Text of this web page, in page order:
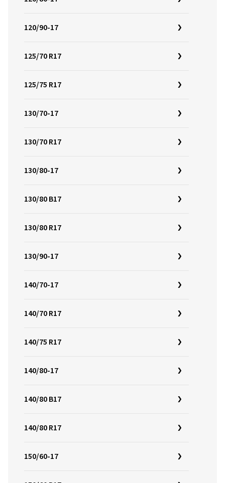
120/90-17
125/70 R17
125/75 R17
130/70-17
130/70 R17
130/80-17
130/80 B17
130/80 R17
130/90-17
140/70-17
140/70 R17
140/75 R17
140/80-17
140/80 B17
140/80 R17
150/60-17